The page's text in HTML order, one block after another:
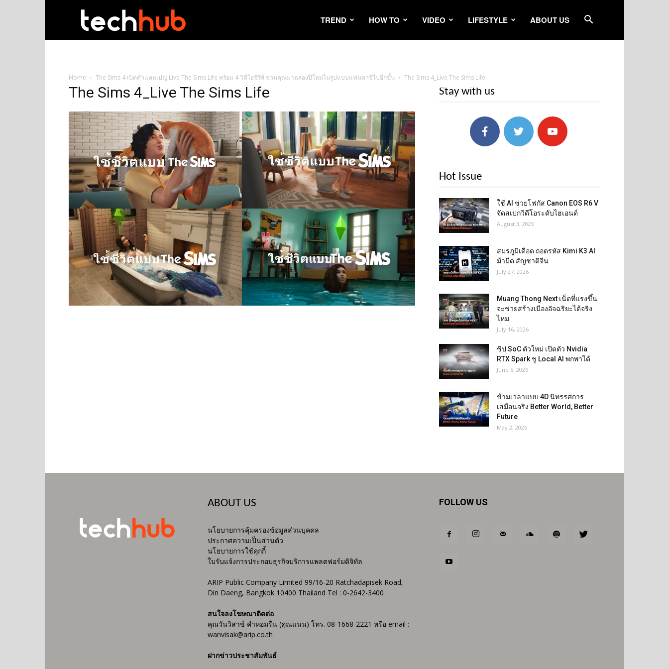
TREND HOW TO VIDEO LIFESTYLE ABOUT US
Home The Sims 4 เปิดตัวแคมเปญ Live The Sims Life พร้อม 4 วิดีโอซีรีส์ ชวนคุณมาฉลองปีใหม่ในรูปแบบแฟนตาซีไปอีกขั้น The Sims 4_Live The Sims Life
The Sims 4_Live The Sims Life Stay with us
Hot Issue
ใช้ AI ช่วยโฟกัส Canon EOS R6 V
จัดสเปกวิดีโอระดับไฮเอนด์
August 3, 2026
สมรภูมิเดือด ถอดรหัส Kimi K3 AI
ม้ามืด สัญชาติจีน
July 27, 2026
Muang Thong Next เน็ตที่แรงขึ้น
จะช่วยสร้างเมืองอัจฉริยะได้จริง
ไหม
July 16, 2026
ชิป SoC ตัวใหม่ เปิดตัว Nvidia
RTX Spark ชู Local AI พกพาได้
June 5, 2026
ข้ามเวลาแบบ 4D นิทรรศการ
เสมือนจริง Better World, Better
Future
May 2, 2026
ABOUT US
นโยบายการคุ้มครองข้อมูลส่วนบุคคล
ประกาศความเป็นส่วนตัว
นโยบายการใช้คุกกี้
ใบรับแจ้งการประกอบธุรกิจบริการแพลตฟอร์มดิจิทัล
ARIP Public Company Limited 99/16-20 Ratchadapisek Road,
Din Daeng, Bangkok 10400 Thailand Tel : 0-2642-3400
สนใจลงโฆษณาติดต่อ
คุณวันวิสาข์ คำหอมรื่น (คุณแนน) โทร. 08-1668-2221 หรือ email :
wanvisak@arip.co.th
ฝากข่าวประชาสัมพันธ์
FOLLOW US